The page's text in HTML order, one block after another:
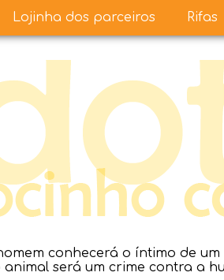
conhecerá o íntimo de um
será um crime contra a
Lojinha dos parceiros Rifas